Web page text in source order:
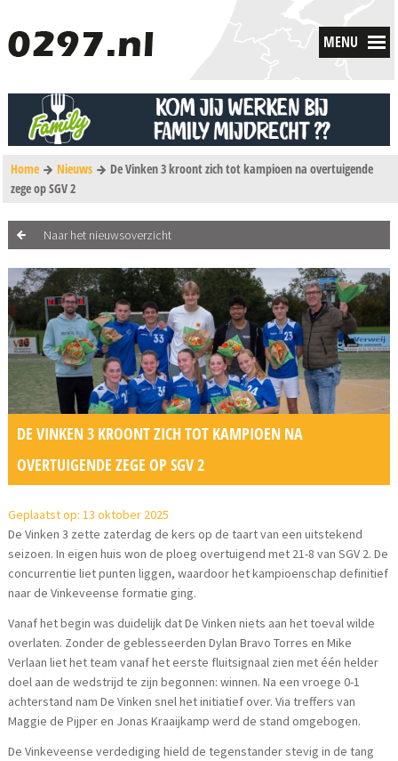
MENU
Home Nieuws
De Vinken 3 kroont zich tot kampioen na overtuigende
zege op SGV 2
Naar het nieuwsoverzicht
DE VINKEN 3 KROONT ZICH TOT KAMPIOEN NA
OVERTUIGENDE ZEGE OP SGV 2
Geplaatst op: 13 oktober 2025
De Vinken 3 zette zaterdag de kers op de taart van een uitstekend
seizoen. In eigen huis won de ploeg overtuigend met 21-8 van SGV 2. De
concurrentie liet punten liggen, waardoor het kampioenschap definitief
naar de Vinkeveense formatie ging.
Vanaf het begin was duidelijk dat De Vinken niets aan het toeval wilde
overlaten. Zonder de geblesseerden Dylan Bravo Torres en Mike
Verlaan liet het team vanaf het eerste fluitsignaal zien met één helder
doel aan de wedstrijd te zijn begonnen: winnen. Na een vroege 0-1
achterstand nam De Vinken snel het initiatief over. Via treffers van
Maggie de Pijper en Jonas Kraaijkamp werd de stand omgebogen.
De Vinkeveense verdediging hield de tegenstander stevig in de tang